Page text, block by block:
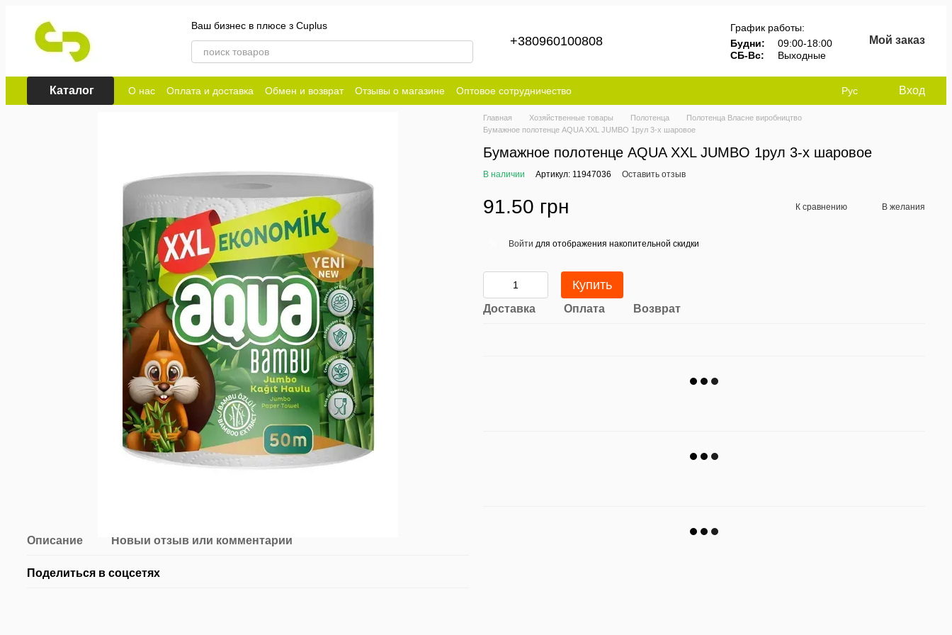
Ваш бизнес в плюсе з Cuplus
+380960100808
График работы:
Будни:
09:00-18:00
СБ-Вс:
Выходные
Мой заказ
Каталог О нас Оплата и доставка Обмен и возврат Отзывы о магазине Оптовое сотрудничество Рус Вход
Описание Новый отзыв или комментарий
Поделиться в соцсетях
Главная Хозяйственные товары Полотенца
Полотенца Власне виробництво
Бумажное полотенце AQUA XXL JUMBO 1рул 3-х шаровое
Бумажное полотенце AQUA XXL JUMBO 1рул 3-х шаровое
В наличии Артикул: 11947036 Оставить отзыв
91.50 грн К сравнению В желания
Войти для отображения накопительной скидки
Купить
Доставка Оплата Возврат